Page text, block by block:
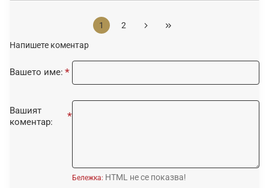
1 2
Напишете коментар
Вашето име:
Вашият
коментар:
Бележка: HTML не се показва!